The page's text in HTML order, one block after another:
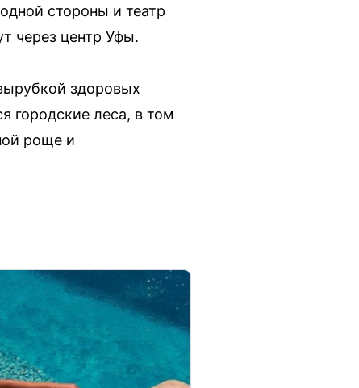
стороны и театр
через центр Уфы.
здоровых
городские леса, в том
роще и